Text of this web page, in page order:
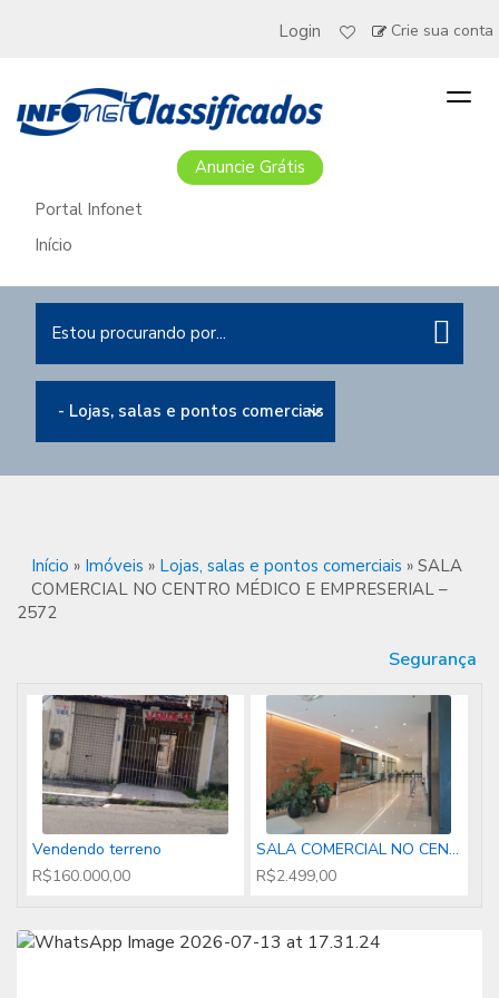
Login Crie sua conta
Anuncie Grátis
Portal Infonet
Início
- Lojas, salas e pontos comerciais
Início » Imóveis » Lojas, salas e pontos comerciais » SALA
COMERCIAL NO CENTRO MÉDICO E EMPRESERIAL –
2572
Segurança
Vendendo terreno
R$160.000,00
SALA COMERCIAL NO CENTRO ...
R$2.499,00
R$250.000,00
R$480.000,00